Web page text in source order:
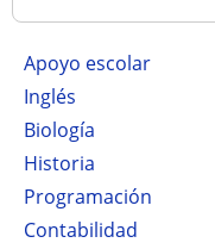
Apoyo escolar
Inglés
Biología
Historia
Programación
Contabilidad